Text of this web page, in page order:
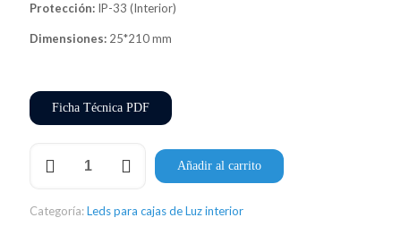
Protección: IP-33 (Interior)
Dimensiones: 25*210 mm
Ficha Técnica PDF
21
Añadir al carrito
Categoría:Leds para cajas de Luz interior